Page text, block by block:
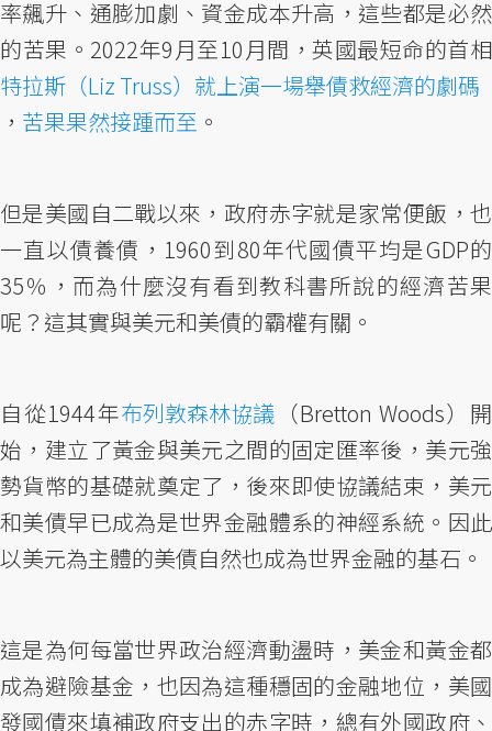
率飆升、通膨加劇、資金成本升高，這些都是必然
的苦果。2022年9月至10月間，英國最短命的首相
特拉斯（Liz Truss）就上演一場舉債救經濟的劇碼
， 苦果果然接踵而至 。
但是美國自二戰以來，政府赤字就是家常便飯，也
一直以債養債，1960到80年代國債平均是GDP的
35％，而為什麼沒有看到教科書所說的經濟苦果
呢？這其實與美元和美債的霸權有關。
自從1944年布列敦森林協議 （Bretton Woods）開
始，建立了黃金與美元之間的固定匯率後，美元強
勢貨幣的基礎就奠定了，後來即使協議結束，美元
和美債早已成為是世界金融體系的神經系統。因此
以美元為主體的美債自然也成為世界金融的基石。
這是為何每當世界政治經濟動盪時，美金和黃金都
成為避險基金，也因為這種穩固的金融地位，美國
發國債來填補政府支出的赤字時，總有外國政府、